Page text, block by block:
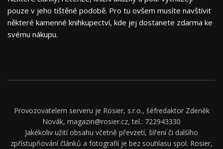
pouze v jeho tištěné podobě. Pro tu ovšem musíte navštívit
některé kamenné knihkupectví, kde jej dostanete zdarma ke
svému nákupu.
Provozovatelem serveru je Rosier, s.r.o., šéfredaktor Zdeněk
Novák, magazin@rosier.cz, tel.: 722943330
Jakékoliv užití obsahu včetně převzetí, šíření či dalšího
zpřístupňování článků a fotografií je bez souhlasu spol. Rosier,